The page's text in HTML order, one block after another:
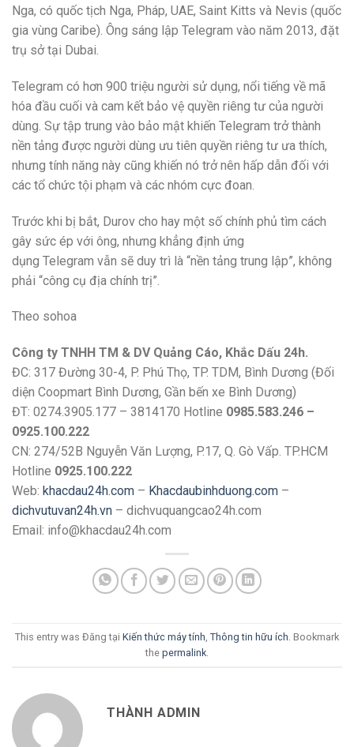
Nga, có quốc tịch Nga, Pháp, UAE, Saint Kitts và Nevis (quốc
gia vùng Caribe). Ông sáng lập Telegram vào năm 2013, đặt
trụ sở tại Dubai.
Telegram có hơn 900 triệu người sử dụng, nổi tiếng về mã
hóa đầu cuối và cam kết bảo vệ quyền riêng tư của người
dùng. Sự tập trung vào bảo mật khiến Telegram trở thành
nền tảng được người dùng ưu tiên quyền riêng tư ưa thích,
nhưng tính năng này cũng khiến nó trở nên hấp dẫn đối với
các tổ chức tội phạm và các nhóm cực đoan.
Trước khi bị bắt, Durov cho hay một số chính phủ tìm cách
gây sức ép với ông, nhưng khẳng định ứng
dụng Telegram vẫn sẽ duy trì là “nền tảng trung lập”, không
phải “công cụ địa chính trị”.
Theo sohoa
Công ty TNHH TM & DV Quảng Cáo, Khắc Dấu 24h.
ĐC: 317 Đường 30-4, P. Phú Thọ, TP. TDM, Bình Dương (Đối
diện Coopmart Bình Dương, Gần bến xe Bình Dương)
ĐT: 0274.3905.177 – 3814170 Hotline 0985.583.246 –
0925.100.222
CN: 274/52B Nguyễn Văn Lượng, P.17, Q. Gò Vấp. TP.HCM
Hotline 0925.100.222
Web: khacdau24h.com – Khacdaubinhduong.com –
dichvutuvan24h.vn – dichvuquangcao24h.com
Email: info@khacdau24h.com
This entry was Đăng tại Kiến thức máy tính Thông tin hữu ích . Bookmark
the permalink
THÀNH ADMIN